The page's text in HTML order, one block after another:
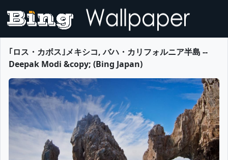
｢ロス・カボス｣メキシコ, バハ・カリフォルニア半島 --
Deepak Modi &copy; (Bing Japan)